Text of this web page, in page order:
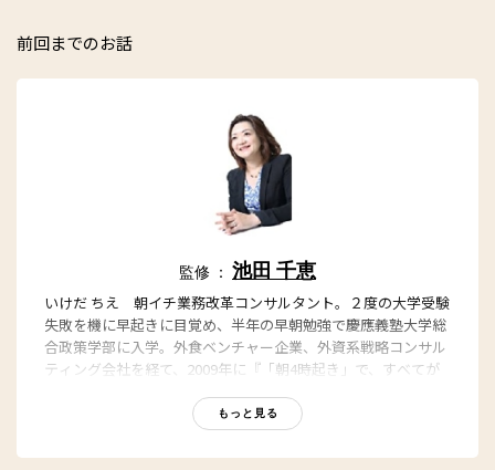
前回までのお話
監修 ： 池田 千恵
いけだ ちえ 朝イチ業務改革コンサルタント。２度の大学受験
失敗を機に早起きに目覚め、半年の早朝勉強で慶應義塾大学総
合政策学部に入学。外食ベンチャー企業、外資系戦略コンサル
ティング会社を経て、2009年に『「朝4時起き」で、すべてが
なり、「朝活の第一人者」と呼ばれるようになる。2010年より
朝専用手帳『朝活手帳』をプロデュース。「朝１時間」の業務
改革による生産性向上、働き方改革のための手法を企業に指導
もっと見る